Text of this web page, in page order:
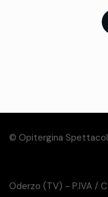
© Opitergina
Oderzo (TV) - P.IVA /